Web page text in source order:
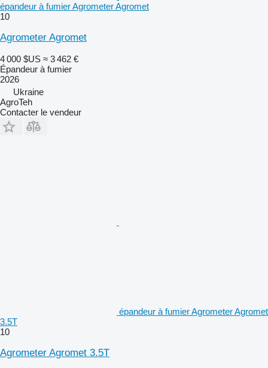
épandeur à fumier Agrometer Agromet
10
Agrometer Agromet
4 000 $US ≈ 3 462 €
Épandeur à fumier
2026
Ukraine
AgroTeh
Contacter le vendeur
épandeur à fumier Agrometer Agromet
3.5T
10
Agrometer Agromet 3.5T